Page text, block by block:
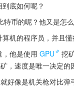
底如何呢？
特币的呢？他又是怎
机的程序员，并且
他是使用 GPU
挖
，速度是唯一决定的
好像是机关枪对比弹